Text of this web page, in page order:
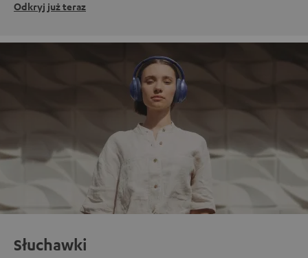
Odkryj już teraz
Słuchawki